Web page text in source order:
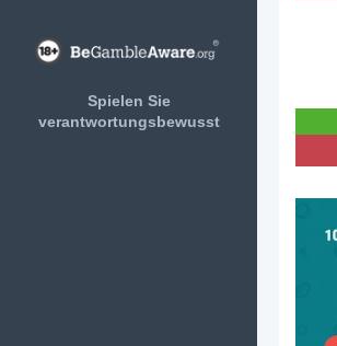
Spielen Sie
verantwortungsbewusst